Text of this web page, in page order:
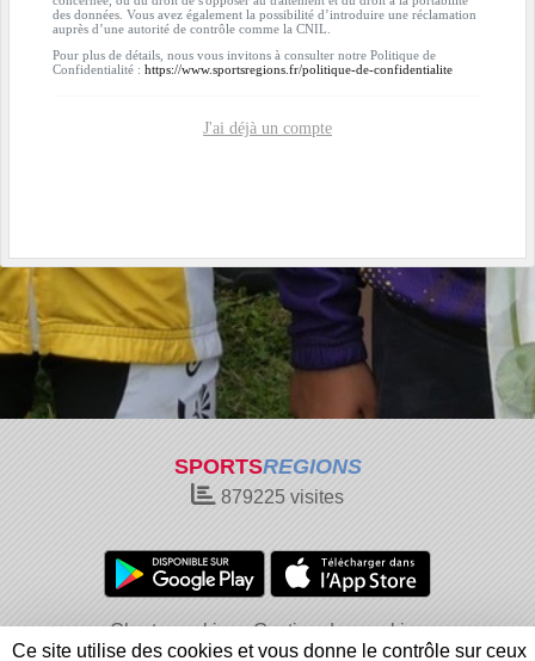
des données. Vous avez également la possibilité d’introduire une réclamation
auprès d’une autorité de contrôle comme la CNIL.
Pour plus de détails, nous vous invitons à consulter notre Politique de
Confidentialité : https://www.sportsregions.fr/politique-de-confidentialite
J'ai déjà un compte
SPORTSREGIONS
879225 visites
Charte cookies
Gestion des cookies
Informations légales
Signaler un contenu inapproprié
Ce site utilise des cookies et vous donne le contrôle sur ceux